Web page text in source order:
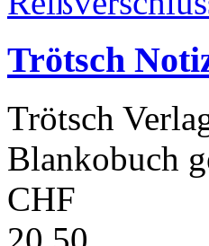
Trötsch
Trötsch
Blankobuch
CHF